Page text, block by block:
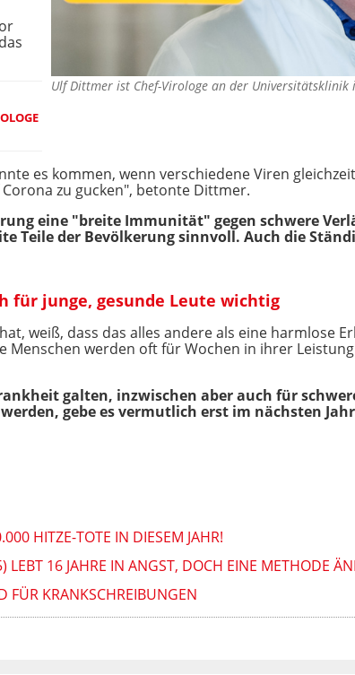
Ulf Dittmer ist Chef-Virologe an der Universitätsklinik
es kommen, wenn verschiedene Viren
zu gucken", betonte Dittmer.
eine "breite Immunität" gegen schwere
Teile der Bevölkerung sinnvoll. Auch die
für junge, gesunde Leute wichtig
weiß, dass das alles andere als eine harmlose
Menschen werden oft für Wochen in ihrer
galten, inzwischen aber auch für
gebe es vermutlich erst im nächsten
HITZE-TOTE IN DIESEM JAHR!
LEBT 16 JAHRE IN ANGST, DOCH EINE METHODE
FÜR KRANKSCHREIBUNGEN